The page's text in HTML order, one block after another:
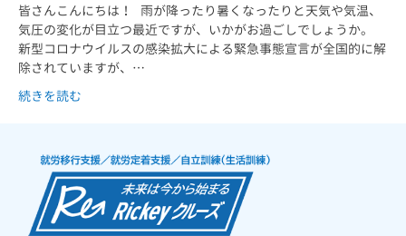
皆さんこんにちは！ 雨が降ったり暑くなったりと天気や気温、
気圧の変化が目立つ最近ですが、いかがお過ごしでしょうか。
新型コロナウイルスの感染拡大による緊急事態宣言が全国的に解
除されていますが、…
続きを読む